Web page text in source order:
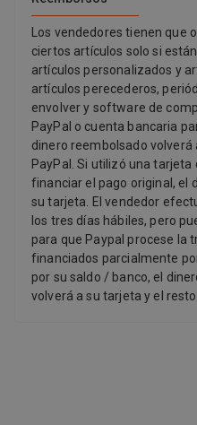
Los vendedores tienen
ciertos artículos solo si
artículos personalizados y
artículos perecederos,
envolver y software de
PayPal o cuenta bancaria
dinero reembolsado volverá
PayPal. Si utilizó una
financiar el pago original, el
su tarjeta. El vendedor
los tres días hábiles, pero
para que Paypal procese la
financiados parcialmente
por su saldo / banco, el
volverá a su tarjeta y el resto